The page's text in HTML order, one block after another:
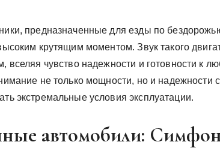
предназначенные для езды по
крутящим моментом. Звук такого
вселяя чувство надежности и готовности к
не только мощности, но и надежности
экстремальные условия эксплуатации.
автомобили: